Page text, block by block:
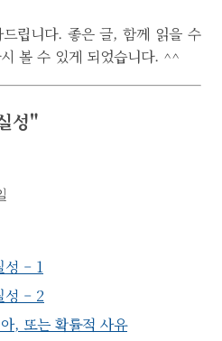
립니다. 좋은 글, 함께 읽을 수
볼 수 있게 되었습니다. ^^
성"
성 – 1
성 – 2
, 또는 확률적 사유